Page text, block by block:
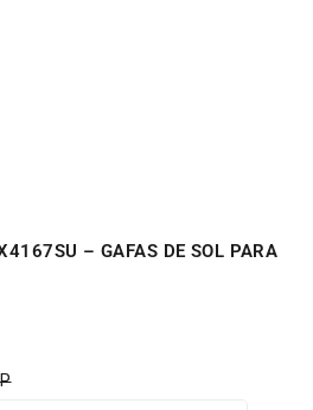
– GAFAS DE SOL PARA